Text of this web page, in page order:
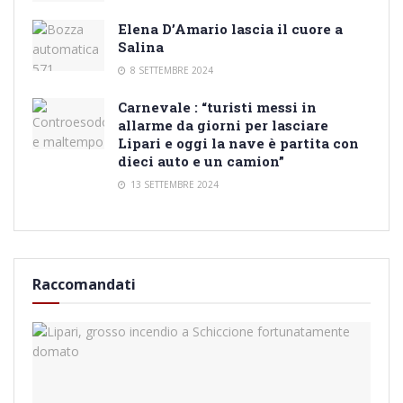
Elena D’Amario lascia il cuore a
Salina
8 SETTEMBRE 2024
Carnevale : “turisti messi in
allarme da giorni per lasciare
Lipari e oggi la nave è partita con
dieci auto e un camion”
13 SETTEMBRE 2024
Raccomandati